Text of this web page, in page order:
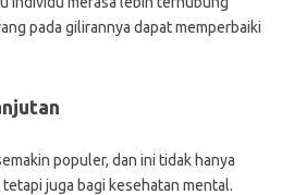
pada gilirannya dapat memperbaiki
populer, dan ini tidak hanya
juga bagi kesehatan mental.